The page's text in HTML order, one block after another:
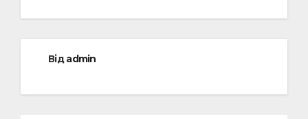
Відadmin